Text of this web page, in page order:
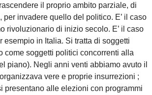
il proprio ambito parziale, di
invadere quello del politico. E’ il caso
rivoluzionario di inizio secolo. E’ il caso
in Italia. Si tratta di soggetti
come soggetti politici concorrenti alla
piano). Negli anni venti abbiamo avuto il
vere e proprie insurrezioni ;
alle elezioni con programmi